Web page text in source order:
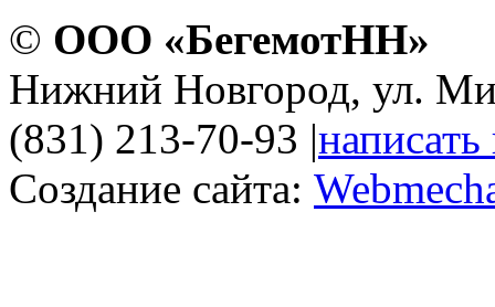
© ООО «БегемотНН»
Нижний Новгород, ул.
(831) 213-70-93 |
Создание сайта: